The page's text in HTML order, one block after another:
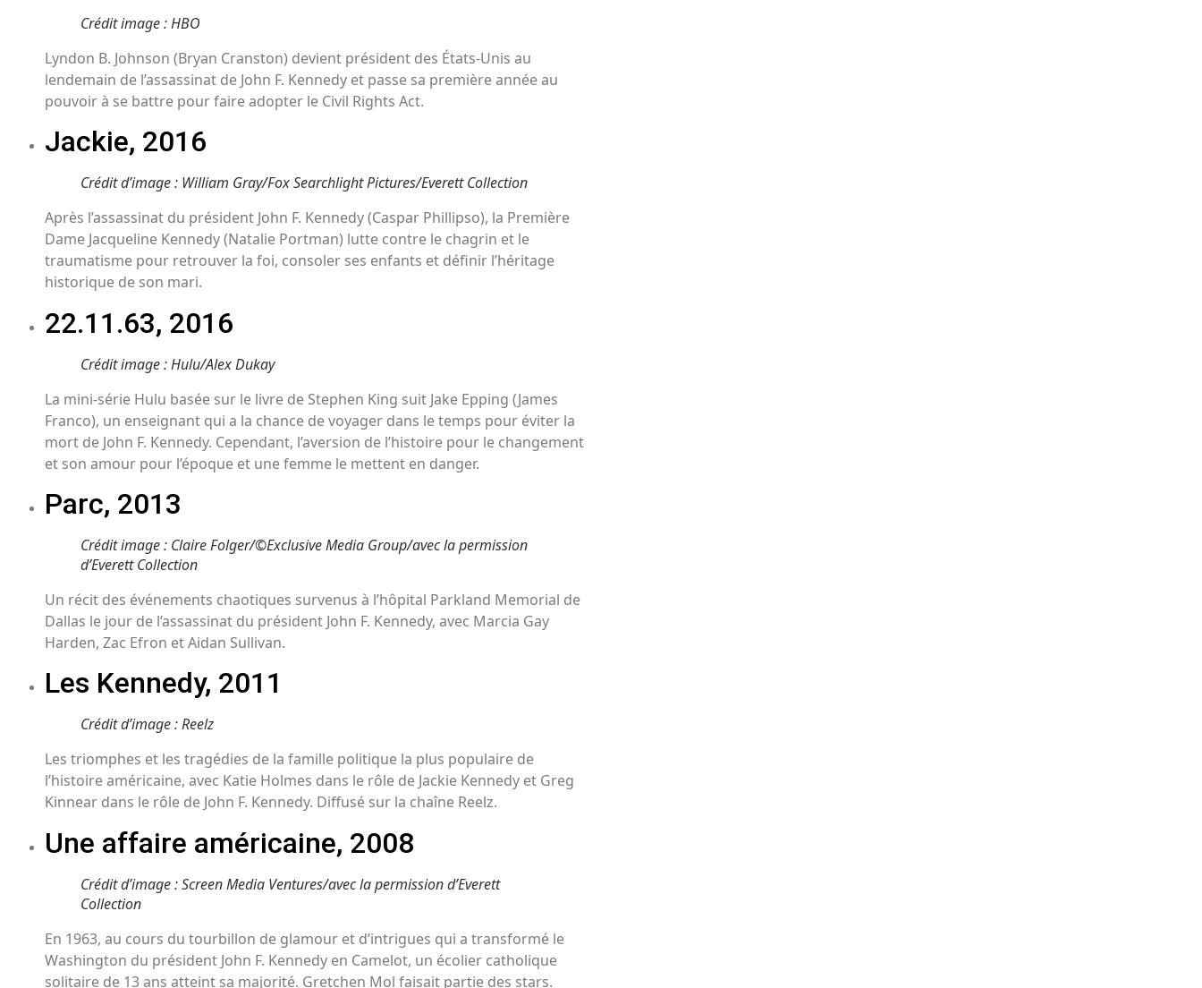
Crédit image : HBO
Lyndon B. Johnson (Bryan Cranston) devient président des États-Unis au
lendemain de l’assassinat de John F. Kennedy et passe sa première année au
pouvoir à se battre pour faire adopter le Civil Rights Act.
Jackie, 2016
Crédit d’image : William Gray/Fox Searchlight Pictures/Everett Collection
Après l’assassinat du président John F. Kennedy (Caspar Phillipso), la Première
Dame Jacqueline Kennedy (Natalie Portman) lutte contre le chagrin et le
traumatisme pour retrouver la foi, consoler ses enfants et définir l’héritage
historique de son mari.
22.11.63, 2016
Crédit image : Hulu/Alex Dukay
La mini-série Hulu basée sur le livre de Stephen King suit Jake Epping (James
Franco), un enseignant qui a la chance de voyager dans le temps pour éviter la
mort de John F. Kennedy. Cependant, l’aversion de l’histoire pour le changement
et son amour pour l’époque et une femme le mettent en danger.
Parc, 2013
Crédit image : Claire Folger/©Exclusive Media Group/avec la permission
d’Everett Collection
Un récit des événements chaotiques survenus à l’hôpital Parkland Memorial de
Dallas le jour de l’assassinat du président John F. Kennedy, avec Marcia Gay
Harden, Zac Efron et Aidan Sullivan.
Les Kennedy, 2011
Crédit d’image : Reelz
Les triomphes et les tragédies de la famille politique la plus populaire de
l’histoire américaine, avec Katie Holmes dans le rôle de Jackie Kennedy et Greg
Kinnear dans le rôle de John F. Kennedy. Diffusé sur la chaîne Reelz.
Une affaire américaine, 2008
Crédit d’image : Screen Media Ventures/avec la permission d’Everett
Collection
En 1963, au cours du tourbillon de glamour et d’intrigues qui a transformé le
Washington du président John F. Kennedy en Camelot, un écolier catholique
solitaire de 13 ans atteint sa majorité. Gretchen Mol faisait partie des stars.